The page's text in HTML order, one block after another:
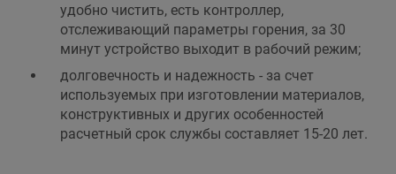
удобно чистить, есть контроллер,
отслеживающий параметры горения, за 30
минут устройство выходит в рабочий режим;
долговечность и надежность - за счет
используемых при изготовлении материалов,
конструктивных и других особенностей
расчетный срок службы составляет 15-20 лет.